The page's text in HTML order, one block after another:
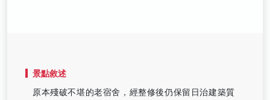
景點敘述
原本殘破不堪的老宿舍，經整修後仍保留日治建築質